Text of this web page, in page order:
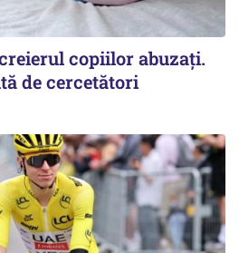
copiilor abuzați.
de cercetători